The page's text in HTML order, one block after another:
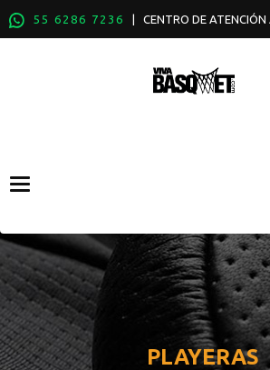
55 6286 7236 | CENTRO DE ATENCIÓN
Categories
PLAYERAS